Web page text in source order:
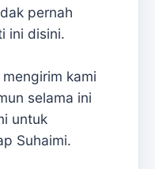
pernah
ini disini.
kami
selama ini
untuk
Suhaimi.